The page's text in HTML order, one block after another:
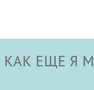
КАК ЕЩЕ Я